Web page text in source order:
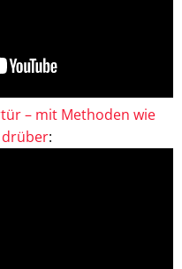
– mit Methoden wie
drüber: